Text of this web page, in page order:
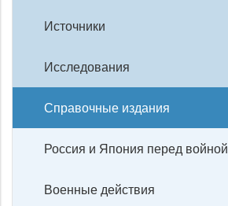
Источники
Исследования
Справочные издания
Россия и Япония перед войной
Военные действия